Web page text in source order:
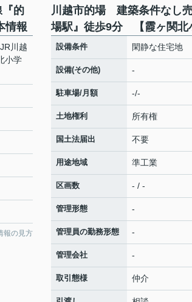
的
情報
川越
小学
報の見方
川越市的場 建築条件なし
場駅』徒歩9分 【霞ヶ関北
設備条件 閑静な住宅地
設備(その他) -
駐車場/月額 -/-
土地権利 所有権
国土法届出 不要
用途地域 準工業
区画数 - / -
管理形態 -
管理員の勤務形態 -
管理会社 -
取引態様 仲介